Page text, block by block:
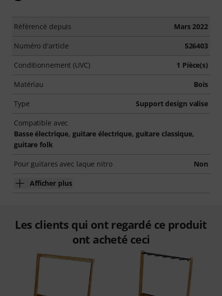
Référencé depuis Mars 2022
Numéro d'article 526403
Conditionnement (UVC) 1 Pièce(s)
Matériau Bois
Type Support design valise
Compatible avec
Basse électrique, guitare électrique, guitare classique,
guitare folk
Pour guitares avec laque nitro Non
Afficher plus
Les clients qui ont regardé ce produit
ont acheté ceci